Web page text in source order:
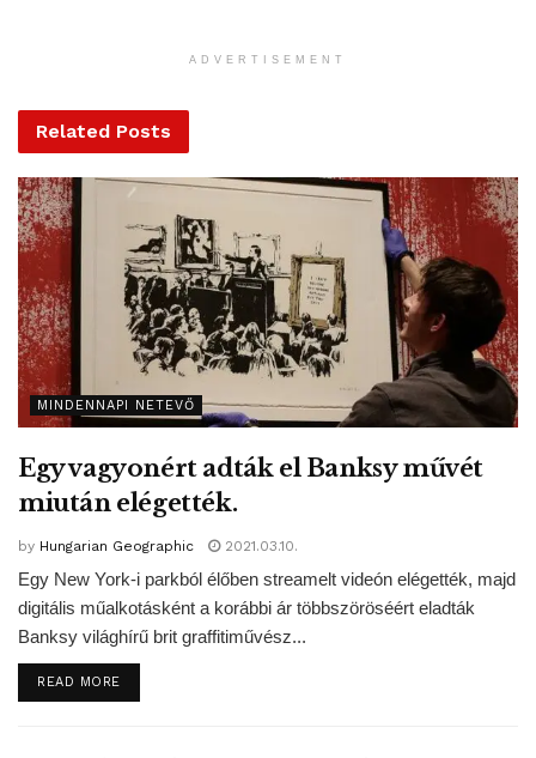
ADVERTISEMENT
Related Posts
MINDENNAPI NETEVŐ
Egy vagyonért adták el Banksy művét
miután elégették.
by Hungarian Geographic 2021.03.10.
Egy New York-i parkból élőben streamelt videón elégették, majd
digitális műalkotásként a korábbi ár többszöröséért eladták
Banksy világhírű brit graffitiművész...
READ MOREDETAILS